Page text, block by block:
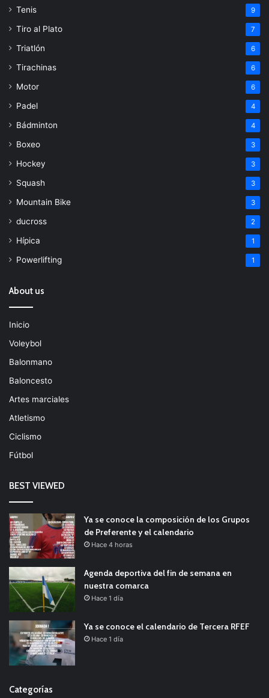
Tenis 9
Tiro al Plato 7
Triatlón 6
Tirachinas 6
Motor 6
Padel 4
Bádminton 4
Boxeo 3
Hockey 3
Squash 3
Mountain Bike 3
ducross 2
Hípica 1
Powerlifting 1
About us
Inicio
Voleybol
Balonmano
Baloncesto
Artes marciales
Atletismo
Ciclismo
Fútbol
BEST VIEWED
Ya se conoce la composición de los Grupos
de Preferente y el calendario
Hace 4 horas
Agenda deportiva del fin de semana en
nuestra comarca
Hace 1 día
Ya se conoce el calendario de Tercera RFEF
Hace 1 día
Categorías